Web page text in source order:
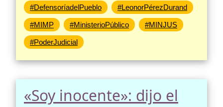
#DefensoríadelPueblo
#LeonorPérezDurand
#MIMP #MinisterioPúblico #MINJUS
#PoderJudicial
«Soy inocente»: dijo el